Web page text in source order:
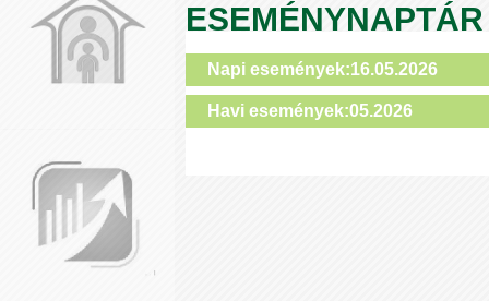
ESEMÉNYNAPTÁR
Napi események:16.05.2026
Havi események:05.2026